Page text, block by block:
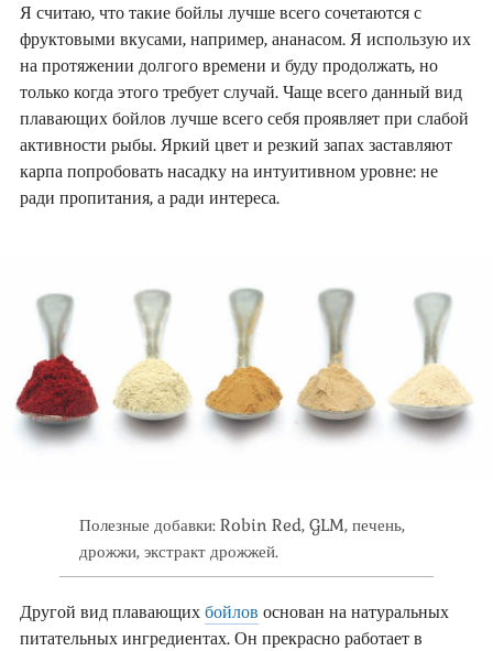
Я считаю, что такие бойлы лучше всего сочетаются с
фруктовыми вкусами, например, ананасом. Я использую их
на протяжении долгого времени и буду продолжать, но
только когда этого требует случай. Чаще всего данный вид
плавающих бойлов лучше всего себя проявляет при слабой
активности рыбы. Яркий цвет и резкий запах заставляют
карпа попробовать насадку на интуитивном уровне: не
ради пропитания, а ради интереса.
Полезные добавки: Robin Red, GLM, печень,
дрожжи, экстракт дрожжей.
Другой вид плавающихбойлов основан на натуральных
питательных ингредиентах. Он прекрасно работает в